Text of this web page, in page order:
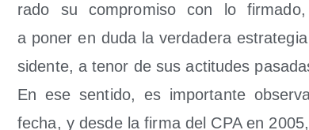
ra­do su com­pro­mi­so con lo
a poner en duda la ver­da­de­ra
si­den­te, a tenor de sus acti­tu­des
En ese sen­ti­do, es impor­tan­te
fecha, y des­de la fir­ma del CPA en